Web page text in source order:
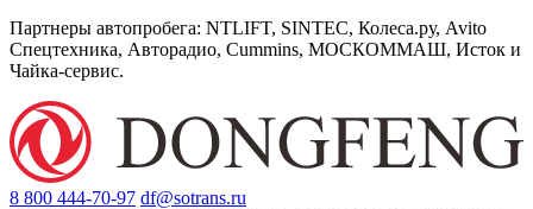
Партнеры автопробега: NTLIFT, SINTEC, Колеса.ру, Avito
Спецтехника, Авторадио, Cummins, МОСКОММАШ, Исток и
Чайка-сервис.
8 800 444-70-97 df@sotrans.ru